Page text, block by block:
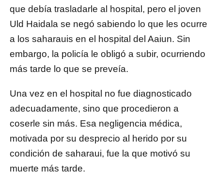
que debía trasladarle al hospital, pero el joven
Uld Haidala se negó sabiendo lo que les ocurre
a los saharauis en el hospital del Aaiun. Sin
embargo, la policía le obligó a subir, ocurriendo
más tarde lo que se preveía.
Una vez en el hospital no fue diagnosticado
adecuadamente, sino que procedieron a
coserle sin más. Esa negligencia médica,
motivada por su desprecio al herido por su
condición de saharaui, fue la que motivó su
muerte más tarde.